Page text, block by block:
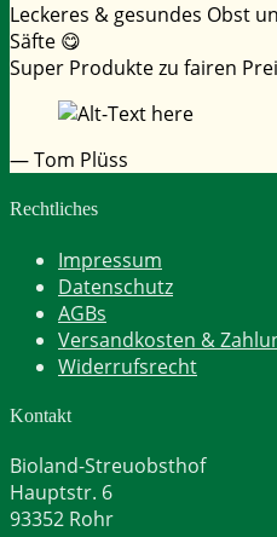
Leckeres & gesundes Obst
Säfte 😋
Super Produkte zu fairen
— Tom Plüss
Rechtliches
Impressum
Datenschutz
AGBs
Versandkosten &
Widerrufsrecht
Kontakt
Bioland-Streuobsthof
Hauptstr. 6
93352 Rohr